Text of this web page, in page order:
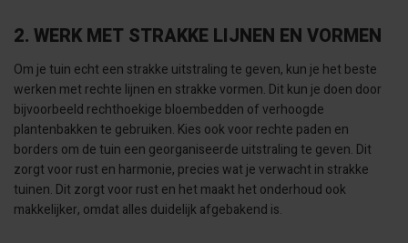
2. WERK MET STRAKKE LIJNEN EN VORMEN
Om je tuin echt een strakke uitstraling te geven, kun je het beste
werken met rechte lijnen en strakke vormen. Dit kun je doen door
bijvoorbeeld rechthoekige bloembedden of verhoogde
plantenbakken te gebruiken. Kies ook voor rechte paden en
borders om de tuin een georganiseerde uitstraling te geven. Dit
zorgt voor rust en harmonie, precies wat je verwacht in strakke
tuinen. Dit zorgt voor rust en het maakt het onderhoud ook
makkelijker, omdat alles duidelijk afgebakend is.